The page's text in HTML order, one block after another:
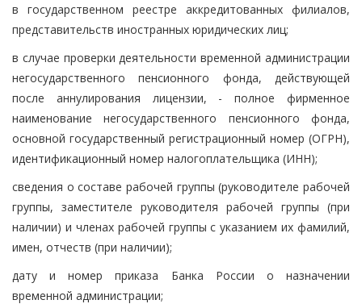
в государственном реестре аккредитованных филиалов,
представительств иностранных юридических лиц;
в случае проверки деятельности временной администрации
негосударственного пенсионного фонда, действующей
после аннулирования лицензии, - полное фирменное
наименование негосударственного пенсионного фонда,
основной государственный регистрационный номер (ОГРН),
идентификационный номер налогоплательщика (ИНН);
сведения о составе рабочей группы (руководителе рабочей
группы, заместителе руководителя рабочей группы (при
наличии) и членах рабочей группы с указанием их фамилий,
имен, отчеств (при наличии);
дату и номер приказа Банка России о назначении
временной администрации;